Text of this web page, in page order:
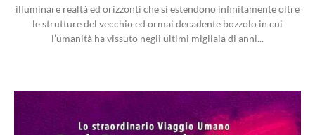
illuminare realtà ed orizzonti che si estendono infinitamente oltre
le strutture del vecchio ed ormai decadente bozzolo in cui
l’umanità ha vissuto negli ultimi migliaia di anni...